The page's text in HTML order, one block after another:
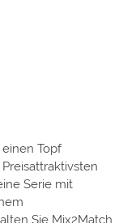
Topf
Serie mit
Sie Mix2Match